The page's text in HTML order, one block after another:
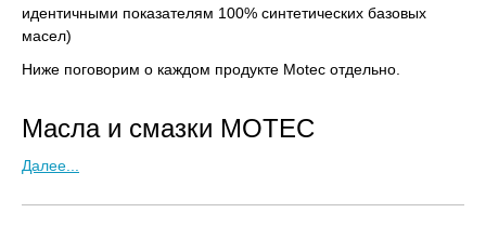
идентичными показателям 100% синтетических базовых
масел)
Ниже поговорим о каждом продукте Motec отдельно.
Масла и cмазки MOTEC
Далее...